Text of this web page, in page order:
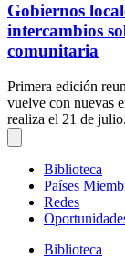
Gobiernos
intercambios
comunitaria
Primera edición
vuelve con nuevas
realiza el 21 de
Biblioteca
Países
Redes
Biblioteca